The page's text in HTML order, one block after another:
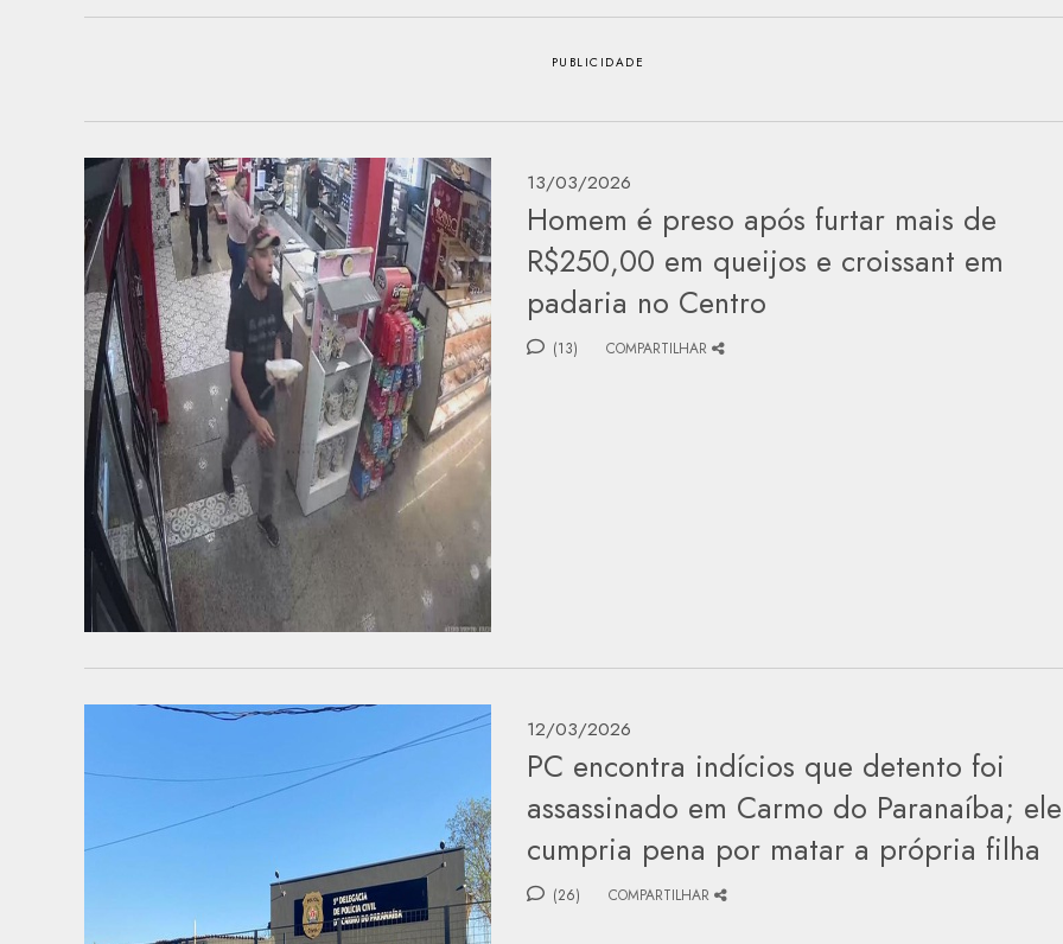
13/03/2026
Homem é preso após furtar mais de
R$250,00 em queijos e croissant em
padaria no Centro
(13) COMPARTILHAR
12/03/2026
PC encontra indícios que detento foi
assassinado em Carmo do Paranaíba; ele
cumpria pena por matar a própria filha
(26) COMPARTILHAR